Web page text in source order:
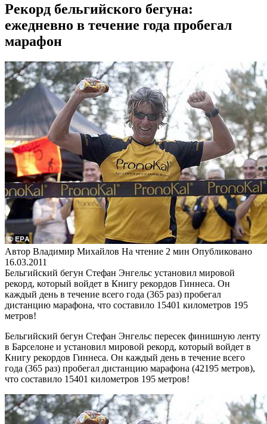
Рекорд бельгийского бегуна:
ежедневно в течение года пробегал
марафон
Автор Владимир Михайлов На чтение 2 мин Опубликовано
16.03.2011
Бельгийский бегун Стефан Энгельс установил мировой
рекорд, который войдет в Книгу рекордов Гиннеса. Он
каждый день в течение всего года (365 раз) пробегал
дистанцию марафона, что составило 15401 километров 195
метров!
Бельгийский бегун Стефан Энгельс пересек финишную ленту
в Барселоне и установил мировой рекорд, который войдет в
Книгу рекордов Гиннеса. Он каждый день в течение всего
года (365 раз) пробегал дистанцию марафона (42195 метров),
что составило 15401 километров 195 метров!